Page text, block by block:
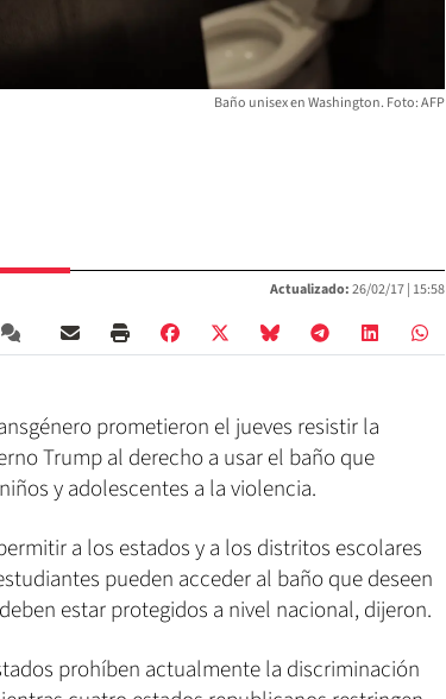
Baño unisex en Washington. Foto: AFP
Actualizado:26/02/17 | 15:58
prometieron el jueves resistir la
Trump al derecho a usar el baño que
y adolescentes a la violencia.
a los estados y a los distritos escolares
pueden acceder al baño que deseen
estar protegidos a nivel nacional, dijeron.
prohíben actualmente la discriminación